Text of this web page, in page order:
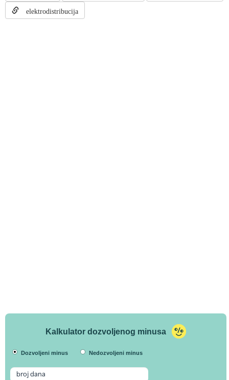
elektrodistribucija
Kalkulator dozvoljenog minusa
Dozvoljeni minus Nedozvoljeni minus